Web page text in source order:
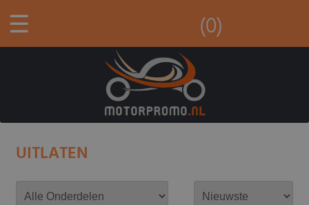
☰ (0)
UITLATEN